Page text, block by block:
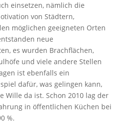
einsetzen, nämlich die
von Städtern,
möglichen geeigneten Orten
neue
es wurden Brachflächen,
und viele andere Stellen
ist ebenfalls ein
dafür, was gelingen kann,
Wille da ist. Schon 2010 lag der
in öffentlichen Küchen bei
%.